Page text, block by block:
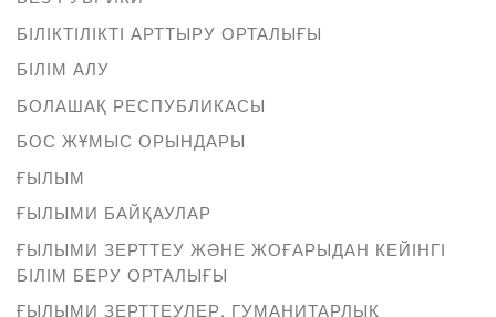
БІЛІКТІЛІКТІ АРТТЫРУ ОРТАЛЫҒЫ
БІЛІМ АЛУ
БОЛАШАҚ РЕСПУБЛИКАСЫ
БОС ЖҰМЫС ОРЫНДАРЫ
ҒЫЛЫМ
ҒЫЛЫМИ БАЙҚАУЛАР
ҒЫЛЫМИ ЗЕРТТЕУ ЖӘНЕ ЖОҒАРЫДАН КЕЙІНГІ
БІЛІМ БЕРУ ОРТАЛЫҒЫ
ҒЫЛЫМИ ЗЕРТТЕУЛЕР, ГУМАНИТАРЛЫҚ